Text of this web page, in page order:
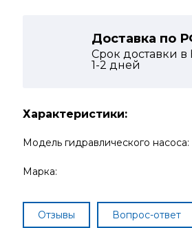
Доставка по
Срок доставки
1-2 дней
Характеристики:
Модель гидравлического насоса:
Марка:
Отзывы Вопрос-ответ